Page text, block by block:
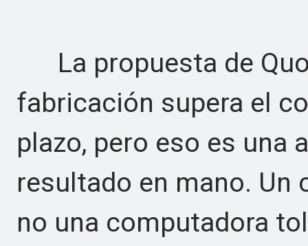
La propuesta de
fabricación supera el
plazo, pero eso es una
resultado en mano. Un
no una computadora